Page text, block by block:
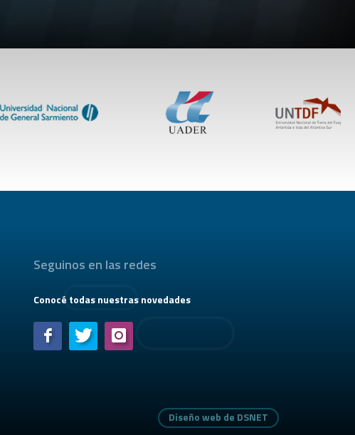
Seguinos en las redes
Conocé todas nuestras novedades
Diseño web de DSNET